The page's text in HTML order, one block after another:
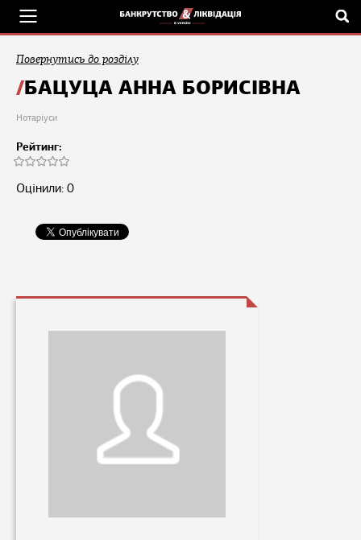
Повернутись до розділу
БАЦУЦА АННА БОРИСІВНА
Нотаріуси
Рейтинг:
Оцінили: 0